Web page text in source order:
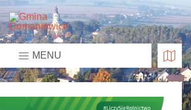
MENU